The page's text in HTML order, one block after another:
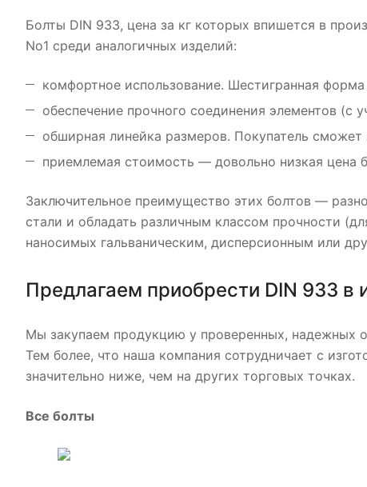
Болты DIN 933, цена за кг которых впишется в
No1 среди аналогичных изделий:
комфортное использование. Шестигранная
обеспечение прочного соединения элементов
обширная линейка размеров. Покупатель
приемлемая стоимость — довольно низкая цена
Заключительное преимущество этих болтов —
стали и обладать различным классом прочности
наносимых гальваническим, дисперсионным или
Предлагаем приобрести DIN 933 в
Мы закупаем продукцию у проверенных, надежных
Тем более, что наша компания сотрудничает с
значительно ниже, чем на других торговых точках.
Все болты